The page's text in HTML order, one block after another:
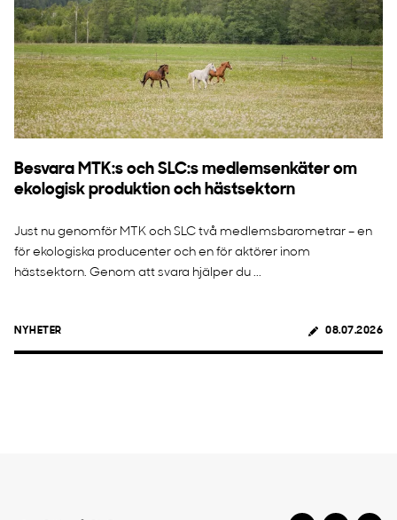
Besvara MTK:s och SLC:s medlemsenkäter om
ekologisk produktion och hästsektorn
Just nu genomför MTK och SLC två medlemsbarometrar – en
för ekologiska producenter och en för aktörer inom
hästsektorn. Genom att svara hjälper du ...
NYHETER 08.07.2026